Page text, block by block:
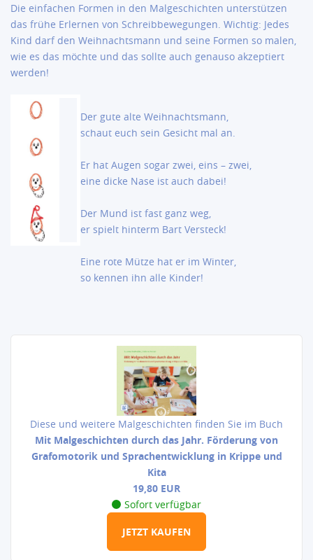
Die einfachen Formen in den Malgeschichten unterstützen
das frühe Erlernen von Schreibbewegungen. Wichtig: Jedes
Kind darf den Weihnachtsmann und seine Formen so malen,
wie es das möchte und das sollte auch genauso akzeptiert
werden!
Der gute alte Weihnachtsmann,
schaut euch sein Gesicht mal an.
Er hat Augen sogar zwei, eins – zwei,
eine dicke Nase ist auch dabei!
Der Mund ist fast ganz weg,
er spielt hinterm Bart Versteck!
Eine rote Mütze hat er im Winter,
so kennen ihn alle Kinder!
Diese und weitere Malgeschichten finden Sie im Buch
Mit Malgeschichten durch das Jahr. Förderung von
Grafomotorik und Sprachentwicklung in Krippe und
Kita
19,80 EUR
Sofort verfügbar
JETZT KAUFEN